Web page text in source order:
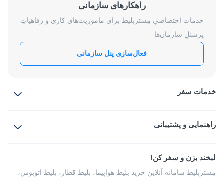
راهکارهای سازمانی
خدمات اختصاصیِ مِستربلیط برای ماموریت‌های کاری و رفاهیاتِ
پرسنلِ سازمان‌ها
فعال‌سازی پنل سازمانی
خدمات سفر
بلیط قطار
راهنمایی و پشتیبانی
شرایط و مقررات
راهکار سازمانی
فرصت‌های شغلی
لبخند بزن و سفر کن!
مِستربلیط سامانه آنلاین خرید بلیط هواپیما، بلیط قطار، بلیط اتوبوس،